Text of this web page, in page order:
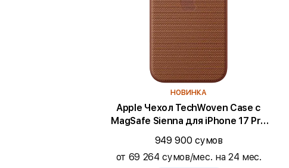
НОВИНКА
Apple Чехол TechWoven Case с
MagSafe Sienna для iPhone 17 Pro
Max
949 900 сумов
от 69 264 сумов/мес. на 24 мес.